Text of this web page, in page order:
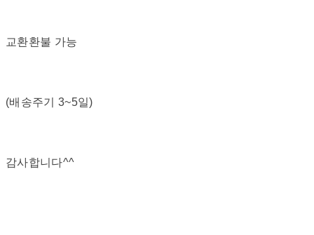
교환환불 가능
(배송주기 3~5일)
감사합니다^^